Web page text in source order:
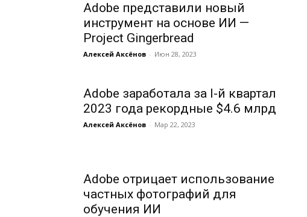
Adobe представили новый
инструмент на основе ИИ —
Project Gingerbread
Алексей Аксёнов - Июн 28, 2023
Adobe заработала за I-й квартал
2023 года рекордные $4.6 млрд
Алексей Аксёнов - Мар 22, 2023
Adobe отрицает использование
частных фотографий для
обучения ИИ